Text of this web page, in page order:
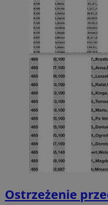
Ostrzeżenie